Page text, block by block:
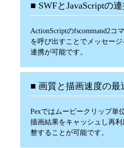
■ SWFとJavaScriptの
ActionScriptのfscommand2コ
を呼び出すことでメッセー
連携が可能です。
■ 画質と描画速度の最
Pexではムービークリップ単
描画結果をキャッシュし再
整することが可能です。